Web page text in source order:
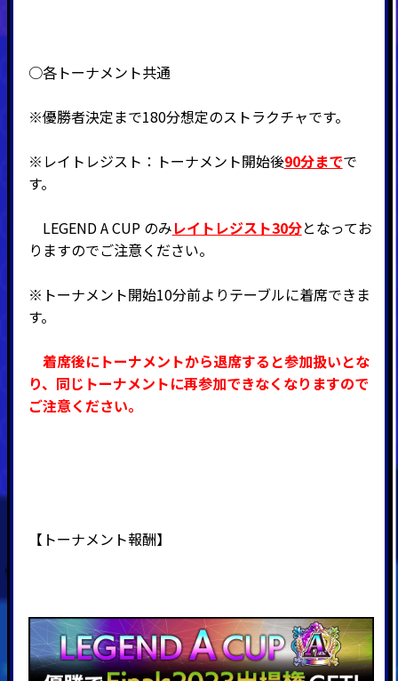
○各トーナメント共通
※優勝者決定まで180分想定のストラクチャです。
※レイトレジスト：トーナメント開始後90分までで
す。
LEGEND A CUP のみレイトレジスト30分となってお
りますのでご注意ください。
※トーナメント開始10分前よりテーブルに着席できま
す。
着席後にトーナメントから退席すると参加扱いとな
り、同じトーナメントに再参加できなくなりますので
ご注意ください。
【 トーナメント報酬】